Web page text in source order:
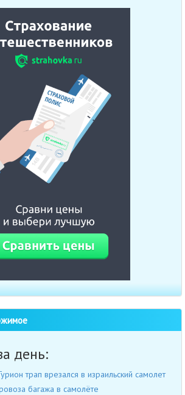
день:
трап врезался в израильский самолет
багажа в самолёте